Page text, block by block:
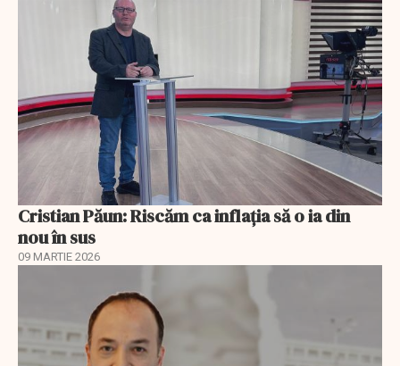
Cristian Păun: Riscăm ca inflația să o ia din
nou în sus
09 MARTIE 2026